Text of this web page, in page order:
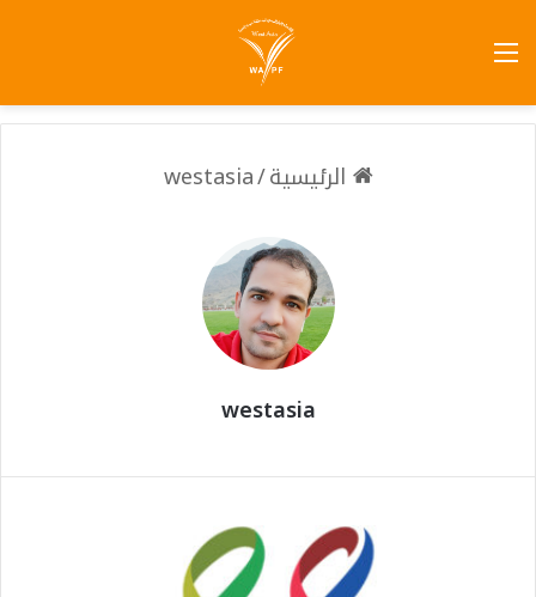
الرئيسية/
westasia
westasia